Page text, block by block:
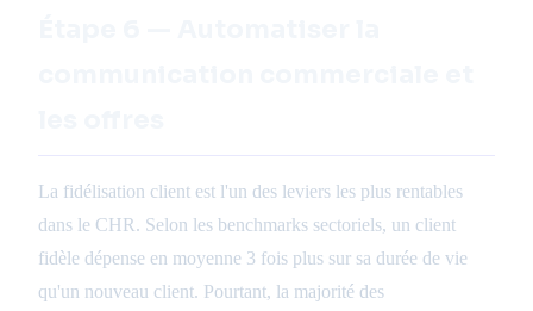
La fidélisation client est l'un des leviers les plus rentables
dans le CHR. Selon les benchmarks sectoriels, un client
fidèle dépense en moyenne 3 fois plus sur sa durée de vie
qu'un nouveau client. Pourtant, la majorité des